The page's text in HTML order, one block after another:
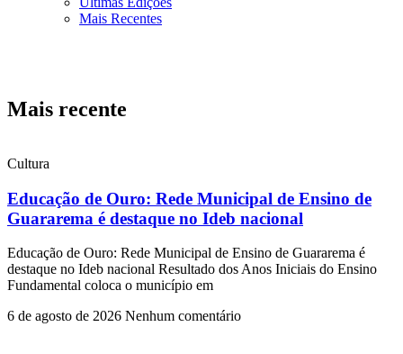
Mais Recentes
Mais recente
Cultura
Educação de Ouro: Rede Municipal de Ensino de
Guararema é destaque no Ideb nacional
Educação de Ouro: Rede Municipal de Ensino de Guararema é
destaque no Ideb nacional Resultado dos Anos Iniciais do Ensino
Fundamental coloca o município em
6 de agosto de 2026 Nenhum comentário